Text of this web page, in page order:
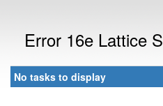
Error 16e Lattice
No tasks to display